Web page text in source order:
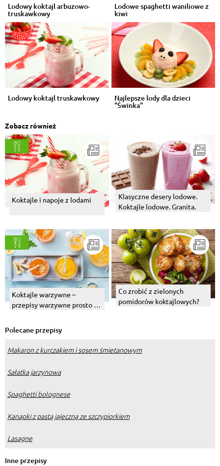
Lodowy koktajl arbuzowo-
truskawkowy
Lodowe spaghetti waniliowe z
kiwi
Lodowy koktajl truskawkowy Najlepsze lody dla dzieci
"Świnka"
Zobacz również
Koktajle i napoje z lodami
Klasyczne desery lodowe.
Koktajle lodowe. Granita.
Koktajle warzywne –
przepisy warzywne prosto z
Co zrobić z zielonych
pomidorów koktajlowych?
Polecane przepisy
Makaron z kurczakiem i sosem śmietanowym
Sałatka jarzynowa
Spaghetti bolognese
Kanapki z pastą jajeczną ze szczypiorkiem
Lasagne
Inne przepisy